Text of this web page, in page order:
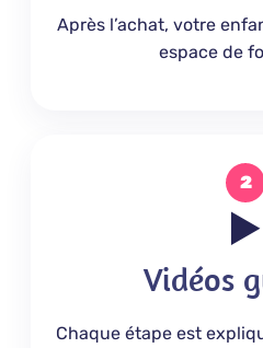
Après l’achat, votre
espace de
2
▶️
Vidéos
Chaque étape est